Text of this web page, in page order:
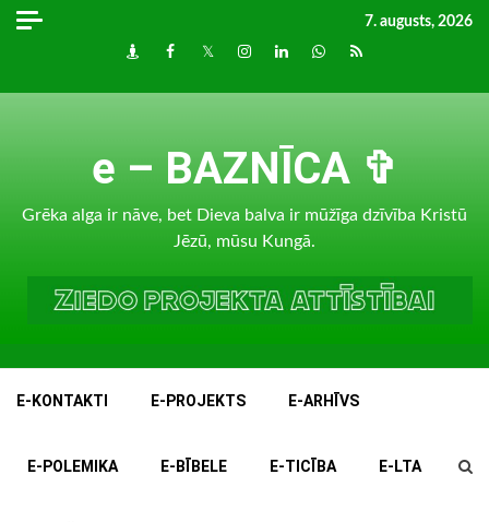
Skip
7. augusts, 2026
DraugiemFacebook
TwitterInstagram
LinkedInwhatsapp
RSS
e – BAZNĪCA ✞
Grēka alga ir nāve, bet Dieva balva ir mūžīga dzīvība Kristū
Jēzū, mūsu Kungā.
E-KONTAKTI E-PROJEKTS E-ARHĪVS
E-POLEMIKA E-BĪBELE E-TICĪBA E-LTA